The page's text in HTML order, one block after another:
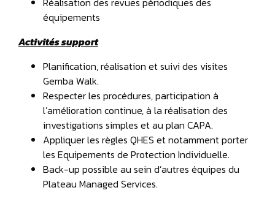
équipements
Activités support
Planification, réalisation et suivi des visites
Gemba Walk.
Respecter les procédures, participation à
l’amélioration continue, à la réalisation des
investigations simples et au plan CAPA.
Appliquer les règles QHES et notamment porter
les Equipements de Protection Individuelle.
Back-up possible au sein d’autres équipes du
Plateau Managed Services.